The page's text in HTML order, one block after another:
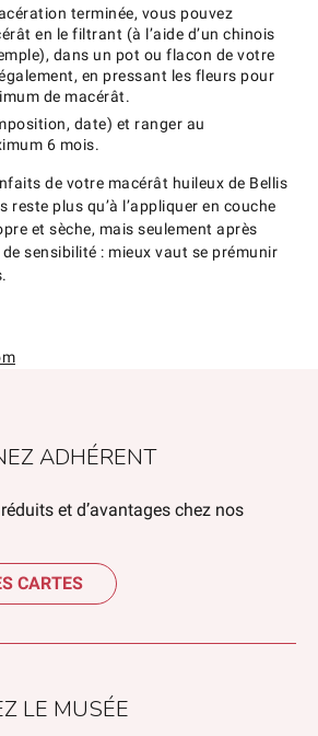
terminée, vous pouvez
en le filtrant (à l’aide d’un chinois
dans un pot ou flacon de votre
en pressant les fleurs pour
de macérât.
date) et ranger au
6 mois.
de votre macérât huileux de Bellis
reste plus qu’à l’appliquer en couche
et sèche, mais seulement après
sensibilité : mieux vaut se prémunir
ADHÉRENT
et d’avantages chez nos
CARTES
LE MUSÉE